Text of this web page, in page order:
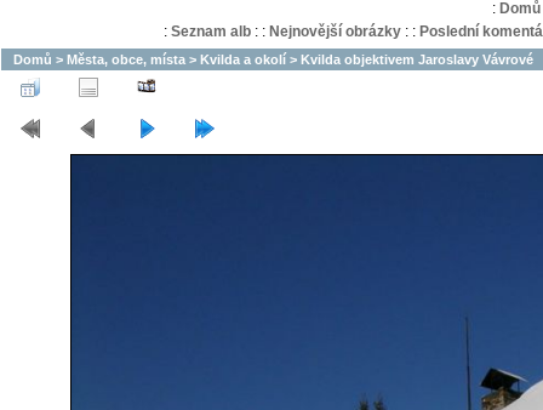
: Domů
: Seznam alb: : Nejnovější obrázky: : Poslední
Domů > Města, obce, místa > Kvilda a okolí > Kvilda objektivem Jaroslavy Vávrové